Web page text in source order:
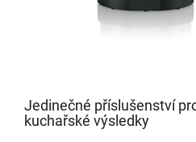
Jedinečné příslušenství
kuchařské výsledky